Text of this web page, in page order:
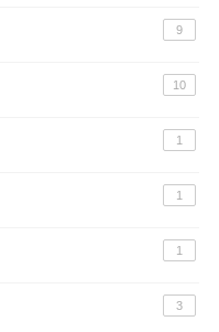
9
10
1
1
1
3